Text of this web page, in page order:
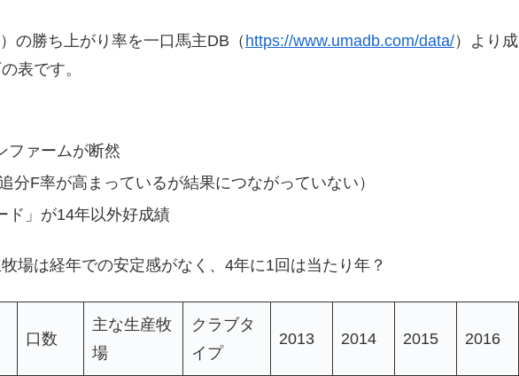
の勝ち上がり率を一口馬主DB（ https://www.umadb.com/data/）より成
表です。
ファームが断然
分F率が高まっているが結果につながっていない）
ド」が14年以外好成績
場は経年での安定感がなく、4年に1回は当たり年？
口数
主な生産牧
場
クラブタ
イプ
2013 2014 2015 2016